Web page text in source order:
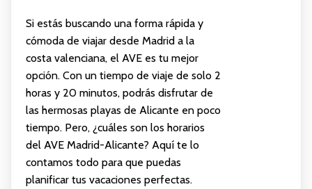
Si estás buscando una forma rápida y
cómoda de viajar desde Madrid a la
costa valenciana, el AVE es tu mejor
opción. Con un tiempo de viaje de solo 2
horas y 20 minutos, podrás disfrutar de
las hermosas playas de Alicante en poco
tiempo. Pero, ¿cuáles son los horarios
del AVE Madrid-Alicante? Aquí te lo
contamos todo para que puedas
planificar tus vacaciones perfectas.